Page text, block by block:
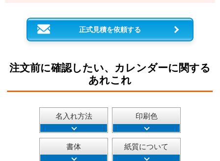
正式見積を依頼する
注文前に確認したい、カレンダーに関する
あれこれ
名入れ方法 印刷色
書体 紙質について